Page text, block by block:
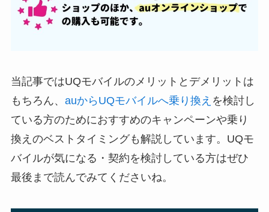
当記事ではUQモバイルのメリットとデメリットは
もちろん、 auからUQモバイルへ乗り換え を検討し
ている方のためにおすすめのキャンペーンや乗り
換えのベストタイミングも解説しています。UQモ
バイルが気になる・契約を検討している方はぜひ
最後まで読んでみてくださいね。